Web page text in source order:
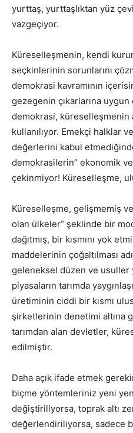
yurttaş, yurttaşlıktan yüz
vazgeçiyor.
Küreselleşmenin, kendi
seçkinlerinin sorunlarını
demokrasi kavramının
gezegenin çıkarlarına
demokrasi, küreselleşmenin
kullanılıyor. Emekçi halklar
değerlerini kabul
demokrasilerin” ekonomik
çekinmiyor! Küreselleşme,
Küreselleşme, gelişmemiş
olan ülkeler” şeklinde bir
dağıtmış, bir kısmını yok
maddelerinin çoğaltılması
geleneksel düzen ve usuller
piyasaların tarımda
üretiminin ciddi bir kısmı
şirketlerinin denetimi altına
tarımdan alan devletler,
edilmiştir.
Daha açık ifade etmek
biçme yöntemleriniz yeni
değiştiriliyorsa, toprak altı
değerlendiriliyorsa, sadece